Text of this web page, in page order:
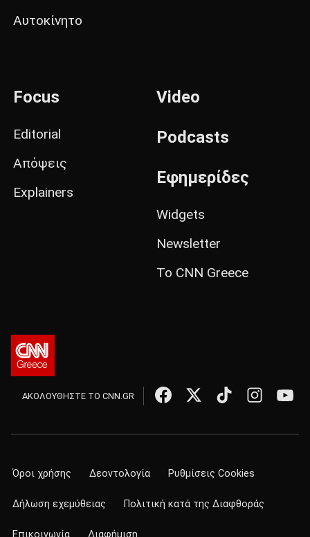
Αυτοκίνητο
Focus
Editorial
Απόψεις
Explainers
Video
Podcasts
Εφημερίδες
Widgets
Newsletter
Το CNN Greece
ΑΚΟΛΟΥΘΗΣΤΕ ΤΟ CNN.GR
Όροι χρήσης Δεοντολογία Ρυθμίσεις Cookies
Δήλωση εχεμύθειας Πολιτική κατά της Διαφθοράς